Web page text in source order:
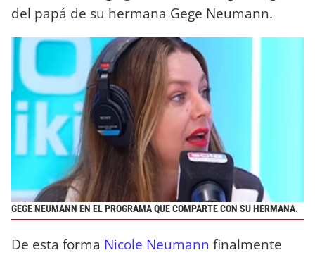
del papá de su hermana Gege Neumann.
GEGE NEUMANN EN EL PROGRAMA QUE COMPARTE CON SU HERMANA.
De esta forma Nicole Neumann finalmente